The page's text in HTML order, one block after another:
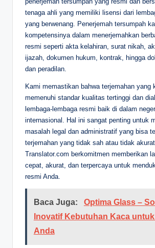
tenaga ahli yang memiliki lisensi dari
yang berwenang. Penerjemah tersumpah
kompetensinya dalam menerjemahkan
resmi seperti akta kelahiran, surat nikah,
ijazah, dokumen hukum, kontrak, hingga
dan peradilan.
Kami memastikan bahwa terjemahan yang
memenuhi standar kualitas tertinggi dan
lembaga-lembaga resmi baik di dalam
internasional. Hal ini sangat penting untuk
masalah legal dan administratif yang bisa
terjemahan yang tidak sah atau tidak
Translator.com berkomitmen memberikan
cepat, akurat, dan terpercaya untuk
resmi Anda.
Baca Juga:
Optima Glass –
Inovatif Kebutuhan Kaca
Anda